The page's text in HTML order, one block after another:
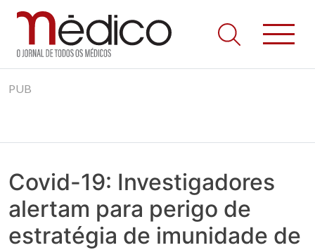
to
Jornal Médico
Médico – O Jornal de Todos os Médicos. Onde as notícias
realmente contam! Tudo o que se passa na Saúde!
PUB
Covid-19: Investigadores
alertam para perigo de
estratégia de imunidade de